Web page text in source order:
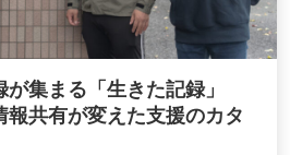
集まる「生きた記録」
報共有が変えた支援のカタ